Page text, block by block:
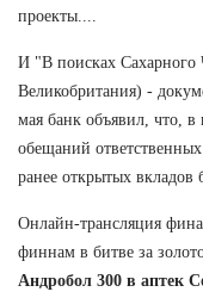
проекты....
И "В поисках Сахарного
Великобритания) -
мая банк объявил, что,
обещаний
ранее открытых вкладов
Онлайн-трансляция
финнам в битве за
Андробол 300 в аптек